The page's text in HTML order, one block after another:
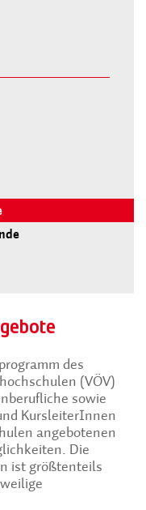
des
(VÖV)
sowie
KursleiterInnen
angebotenen
Die
ist größtenteils